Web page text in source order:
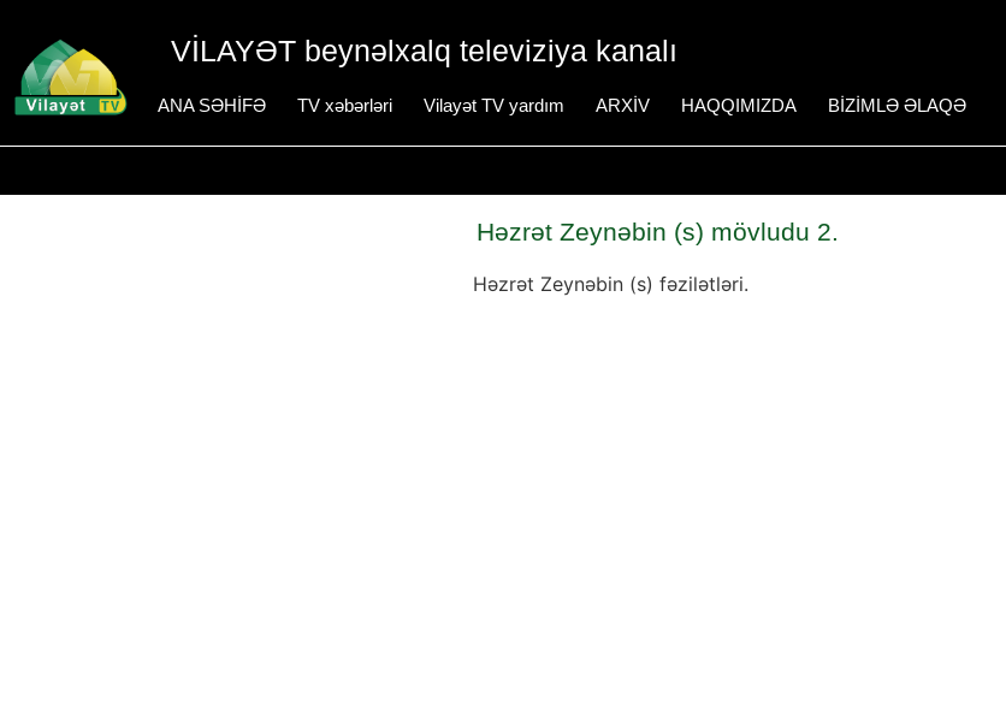
VİLAYƏT beynəlxalq televiziya kanalı
ANA SƏHİFƏ TV xəbərləri Vilayət TV yardım ARXİV HAQQIMIZDA BİZİMLƏ ƏLAQƏ
Həzrət Zeynəbin (s) mövludu 2.
Həzrət Zeynəbin (s) fəzilətləri.